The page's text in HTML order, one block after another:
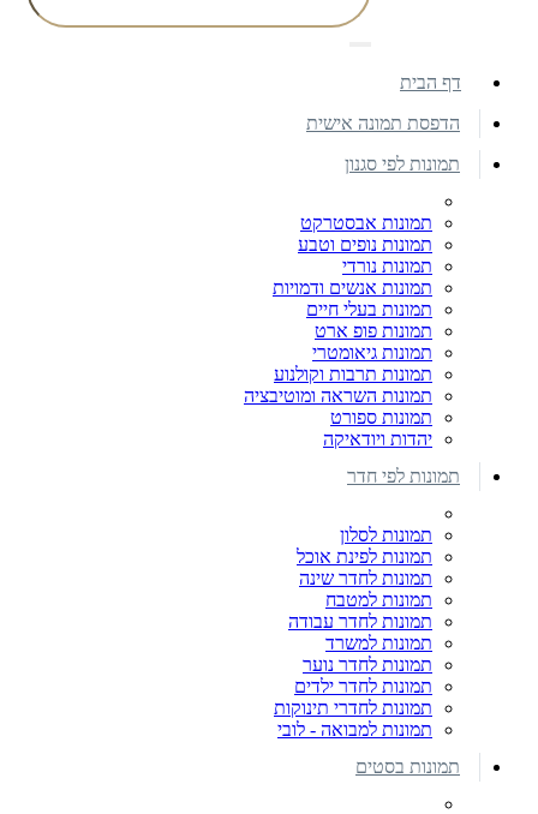
דף הבית
הדפסת תמונה אישית
תמונות לפי סגנון
תמונות אבסטרקט
תמונות נופים וטבע
תמונות נורדי
תמונות אנשים ודמויות
תמונות בעלי חיים
תמונות פופ ארט
תמונות גיאומטרי
תמונות תרבות וקולנוע
תמונות השראה ומוטיבציה
תמונות ספורט
יהדות ויודאיקה
תמונות לפי חדר
תמונות לסלון
תמונות לפינת אוכל
תמונות לחדר שינה
תמונות למטבח
תמונות לחדר עבודה
תמונות למשרד
תמונות לחדר נוער
תמונות לחדר ילדים
תמונות לחדרי תינוקות
תמונות למבואה - לובי
תמונות בסטים